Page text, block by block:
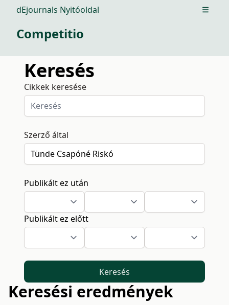
dEjournals Nyitóoldal Open
Competitio
Keresés
Cikkek keresése
Szerző által
Publikált ez után
Publikált ez előtt
Keresés
Keresési eredmények